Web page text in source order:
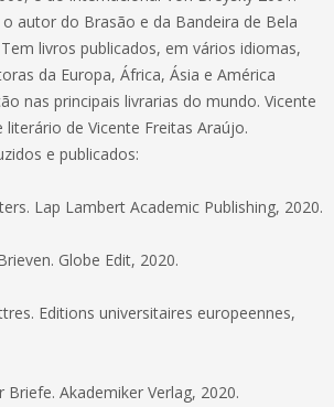
autor do Brasão e da Bandeira de Bela
livros publicados, em vários idiomas,
da Europa, África, Ásia e América
nas principais livrarias do mundo. Vicente
de Vicente Freitas Araújo.
e publicados:
Lap Lambert Academic Publishing, 2020.
Globe Edit, 2020.
Editions universitaires europeennes,
Akademiker Verlag, 2020.